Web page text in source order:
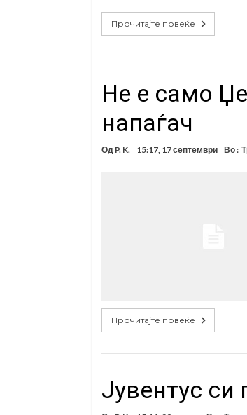
Прочитајте повеќе
Не е само
напаѓач
Од P. K. 15:17, 17 септември Во :
Прочитајте повеќе
Јувентус